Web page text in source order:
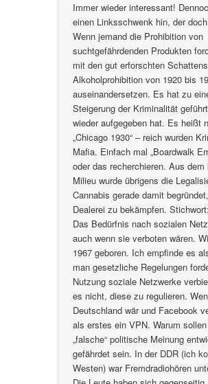
Immer wieder interessant!
einen Linksschwenk hin, der
Wenn jemand die Prohibition von
suchtgefährdenden Produkten
mit den gut erforschten
Alkoholprohibition von 1920 bis
auseinandersetzen. Es hat zu
Steigerung der Kriminalität
wieder aufgegeben hat. Es heißt
„Chicago 1930“ – reich wurden
Mafia. Einfach mal „Boardwalk
oder das recherchieren. Aus
Milieu wurde übrigens die
Cannabis gerade damit
Dealerei zu bekämpfen.
Das Bedürfnis nach sozialen
auch wenn sie verboten wären.
1967 geboren. Ich empfinde es
man gesetzliche Regelungen
Nutzung soziale Netzwerke
es nicht, diese zu regulieren.
Deutschland wär und Facebook
als erstes ein VPN. Warum
„falsche“ politische Meinung
gefährdet sein. In der DDR (ich
Westen) war Fremdradiohören